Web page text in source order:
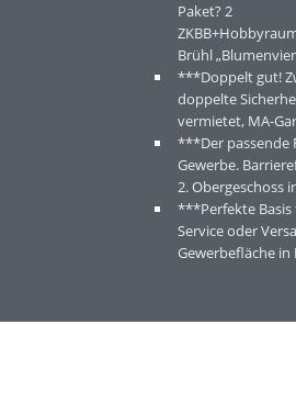
Paket? 2
Brühl
***Doppelt gut!
doppelte
vermietet, MA-
***Der passende
Gewerbe.
2. Obergeschoss
***Perfekte
Service oder
Gewerbefläche